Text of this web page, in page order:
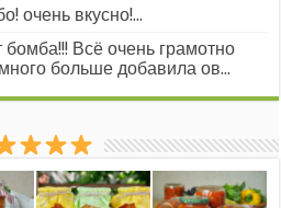
очень вкусно!...
Всё очень грамотно
больше добавила ов...